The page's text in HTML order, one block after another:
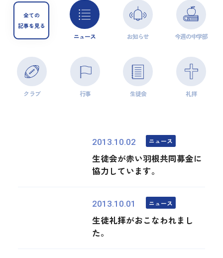
全ての
記事を見る
ニュース お知らせ 今週の中学部
クラブ 行事 生徒会 礼拝
2013.10.02 ニュース
生徒会が赤い羽根共同募金に
協力しています。
2013.10.01 ニュース
生徒礼拝がおこなわれまし
た。